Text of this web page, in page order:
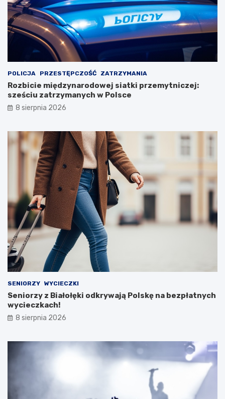
POLICJA PRZESTĘPCZOŚĆ ZATRZYMANIA
Rozbicie międzynarodowej siatki przemytniczej:
sześciu zatrzymanych w Polsce
8 sierpnia 2026
SENIORZY WYCIECZKI
Seniorzy z Białołęki odkrywają Polskę na bezpłatnych
wycieczkach!
8 sierpnia 2026